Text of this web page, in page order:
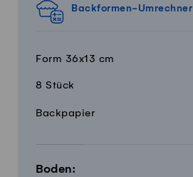
Backformen-Umrechner
Form 36x13 cm
8 Stück
MengeZutaten
Backpapier
Boden: